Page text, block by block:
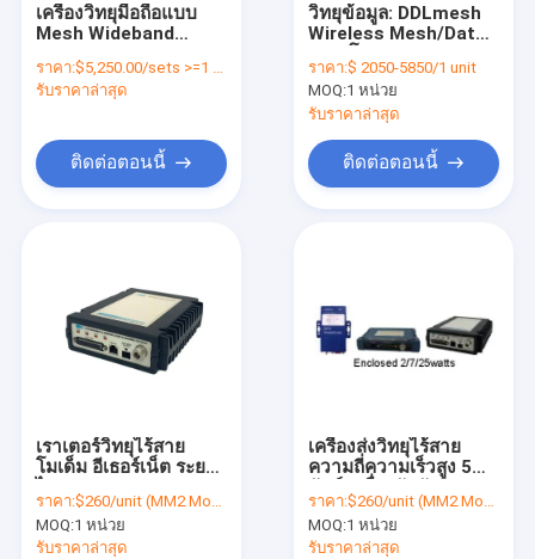
เครื่องวิทยุมือถือแบบ
Mesh Wideband
อินเตอร์คอม
ราคา:$5,250.00/sets >=1 sets
รับราคาล่าสุด
ติดต่อตอนนี้
วิทยุข้อมูล: DDLmesh
Wireless Mesh/Data
Series - ระยะไกล
พิเศษ、ความหน่วงต่ำ、
ต้นทุนต่ำ วิดีโอ HD และ
การส่งข้อมูลระยะไกล
Multi-channel Data
Link
ราคา:$ 2050-5850/1 unit
MOQ:1 หน่วย
รับราคาล่าสุด
ติดต่อตอนนี้
เราเตอร์วิทยุไร้สาย
โมเด็ม อีเธอร์เน็ต ระยะ
ราคา:$260/unit (MM2 Module), $370/unit (FGR2 Enclosed)
MOQ:1 หน่วย
รับราคาล่าสุด
เครื่องส่งวิทยุไร้สาย
ความถี่ความเร็วสูง 5
SDR
ราคา:$260/unit (MM2 Module), $370/unit (FGR2 Enclosed)
MOQ:1 หน่วย
รับราคาล่าสุด